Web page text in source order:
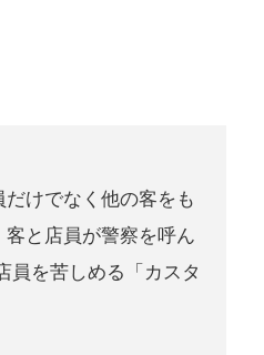
けでなく他の客をも
と店員が警察を呼ん
員を苦しめる「カスタ